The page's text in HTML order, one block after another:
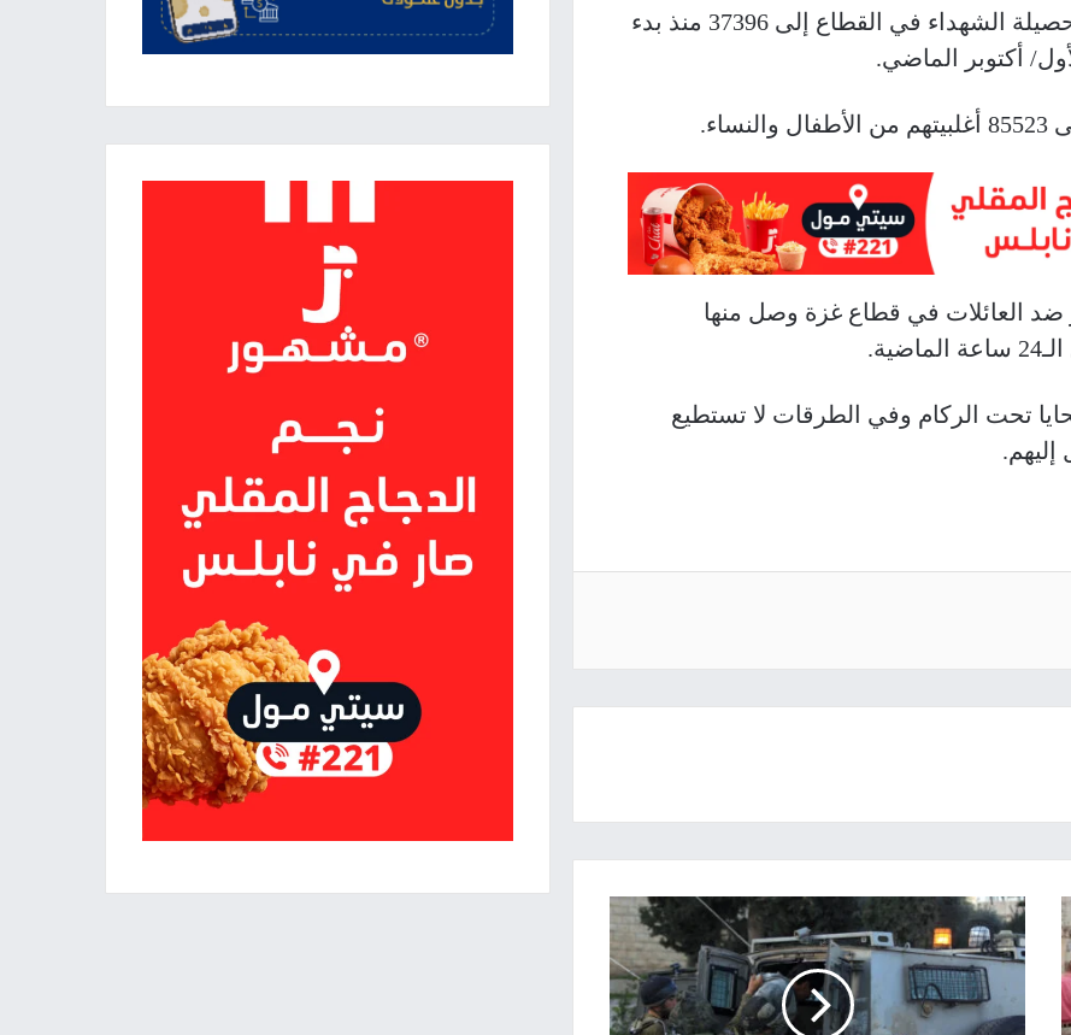
أعلنت الصحة في قطاع غزة عن ارتفاع حصيلة الشهداء في القطاع إلى 37396 منذ بدء
أكتوبر الماضي.
أن الاحتلال ارتكب 3 مجازر ضد العائلات في قطاع غزة وصل منها
تحت الركام وفي الطرقات لا تستطيع